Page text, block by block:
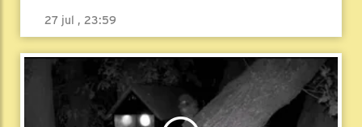
27 jul , 23:59